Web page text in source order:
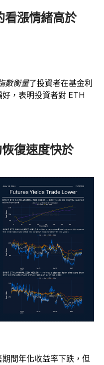
看漲情緒高於
數衡量了投資者在基金利
，表明投資者對 ETH
復速度快於
間年化收益率下跌，但